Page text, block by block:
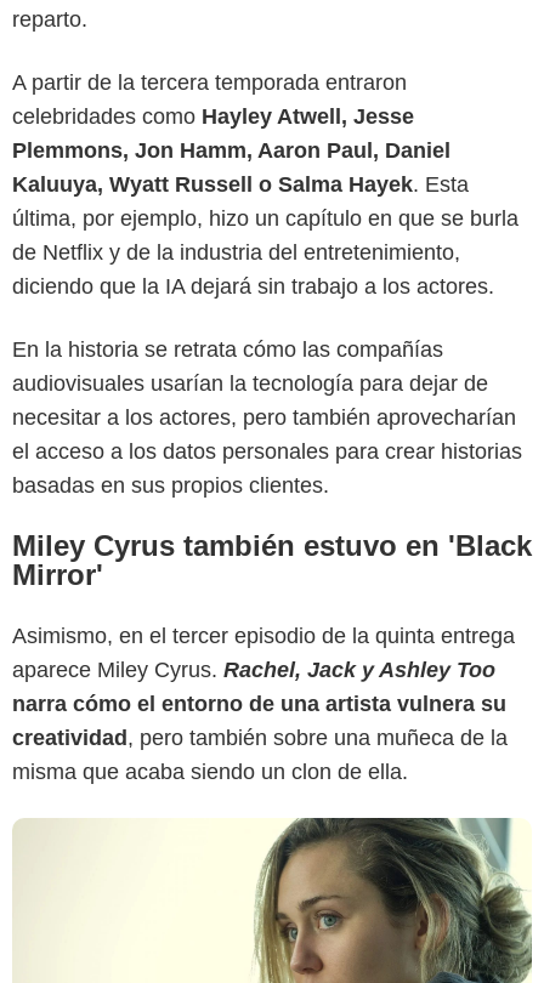
reparto.
A partir de la tercera temporada entraron
celebridades como Hayley Atwell, Jesse
Plemmons, Jon Hamm, Aaron Paul, Daniel
Kaluuya, Wyatt Russell o Salma Hayek. Esta
última, por ejemplo, hizo un capítulo en que se burla
de Netflix y de la industria del entretenimiento,
diciendo que la IA dejará sin trabajo a los actores.
En la historia se retrata cómo las compañías
audiovisuales usarían la tecnología para dejar de
necesitar a los actores, pero también aprovecharían
el acceso a los datos personales para crear historias
basadas en sus propios clientes.
Miley Cyrus también estuvo en 'Black
Mirror'
Asimismo, en el tercer episodio de la quinta entrega
aparece Miley Cyrus. Rachel, Jack y Ashley Too
narra cómo el entorno de una artista vulnera su
creatividad , pero también sobre una muñeca de la
misma que acaba siendo un clon de ella.